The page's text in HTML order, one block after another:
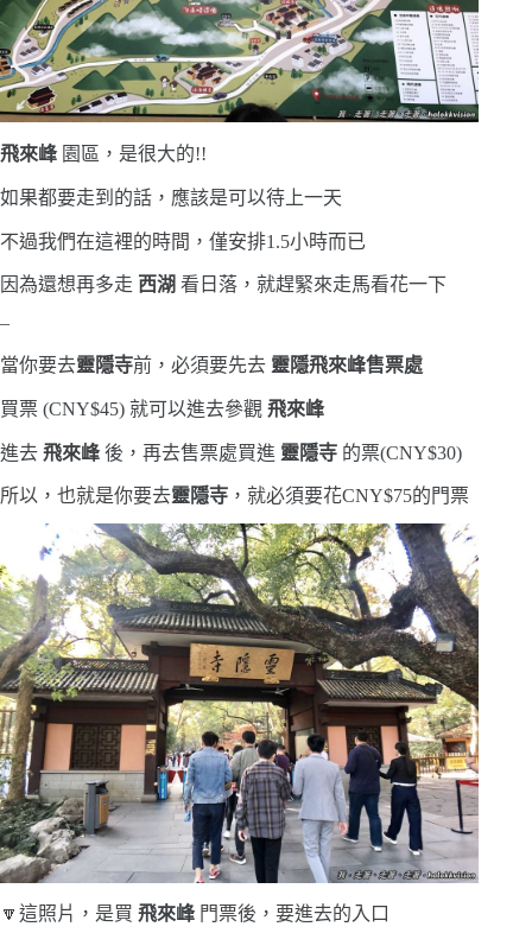
飛來峰 園區，是很大的!!
如果都要走到的話，應該是可以待上一天
不過我們在這裡的時間，僅安排1.5小時而已
因為還想再多走 西湖 看日落，就趕緊來走馬看花一下
–
當你要去靈隱寺前，必須要先去 靈隱飛來峰售票處
買票 (CNY$45) 就可以進去參觀 飛來峰
進去 飛來峰後，再去售票處買進 靈隱寺 的票(CNY$30)
所以，也就是你要去靈隱寺 ，就必須要花CNY$75的門票
🔽這照片，是買 飛來峰 門票後，要進去的入口